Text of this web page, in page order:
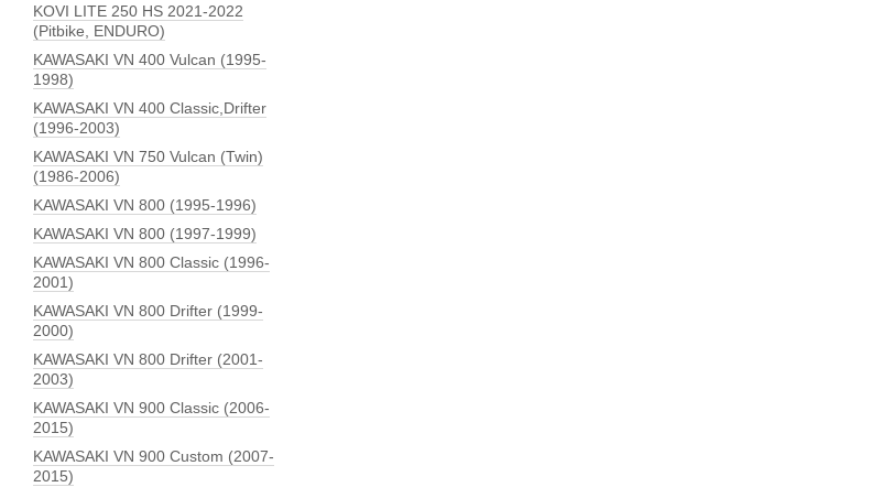
KOVI LITE 250 HS 2021-2022
(Pitbike, ENDURO)
KAWASAKI VN 400 Vulcan (1995-
1998)
KAWASAKI VN 400 Classic,Drifter
(1996-2003)
KAWASAKI VN 750 Vulcan (Twin)
(1986-2006)
KAWASAKI VN 800 (1995-1996)
KAWASAKI VN 800 (1997-1999)
KAWASAKI VN 800 Classic (1996-
2001)
KAWASAKI VN 800 Drifter (1999-
2000)
KAWASAKI VN 800 Drifter (2001-
2003)
KAWASAKI VN 900 Classic (2006-
2015)
KAWASAKI VN 900 Custom (2007-
2015)